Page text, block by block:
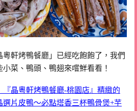
軒烤鴨餐廳」已經吃飽飽了，我們
菜、鴨頭、鴨翅來嚐鮮看看！
『晶粵軒烤鴨餐廳-桃園店』精緻的
片皮鴨～必點塔香三杯鴨骨煲+芋